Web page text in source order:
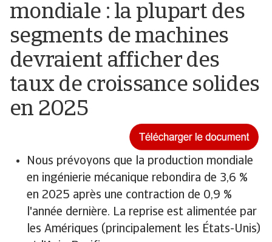
mondiale : la plupart des
segments de machines
devraient afficher des
taux de croissance solides
en 2025
Nous prévoyons que la production mondiale
en ingénierie mécanique rebondira de 3,6 %
en 2025 après une contraction de 0,9 %
l'année dernière. La reprise est alimentée par
les Amériques (principalement les États-Unis)